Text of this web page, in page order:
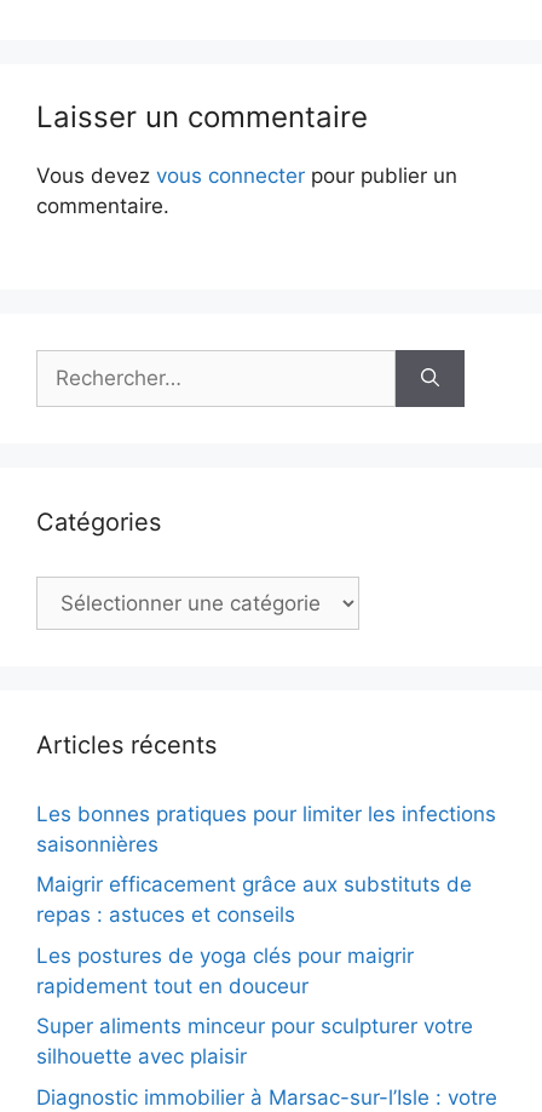
Laisser un commentaire
Vous devez vous connecter pour publier un
commentaire.
Catégories
Catégories
Articles récents
Les bonnes pratiques pour limiter les infections
saisonnières
Maigrir efficacement grâce aux substituts de
repas : astuces et conseils
Les postures de yoga clés pour maigrir
rapidement tout en douceur
Super aliments minceur pour sculpturer votre
silhouette avec plaisir
Diagnostic immobilier à Marsac-sur-l’Isle : votre